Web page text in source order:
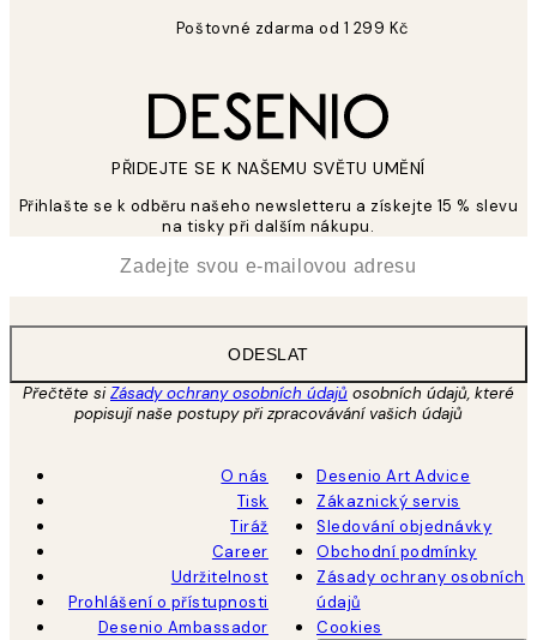
Poštovné zdarma od 1 299 Kč
PŘIDEJTE SE K NAŠEMU SVĚTU UMĚNÍ
Přihlašte se k odběru našeho newsletteru a získejte 15 % slevu
na tisky při dalším nákupu.
ODESLAT
Přečtěte siZásady ochrany osobních údajů osobních údajů, které
popisují naše postupy při zpracovávání vašich údajů
O nás
Tisk
Tiráž
Career
Udržitelnost
Prohlášení o přístupnosti
Desenio Ambassador
Desenio Art Advice
Zákaznický servis
Sledování objednávky
Obchodní podmínky
Zásady ochrany osobních
údajů
Cookies